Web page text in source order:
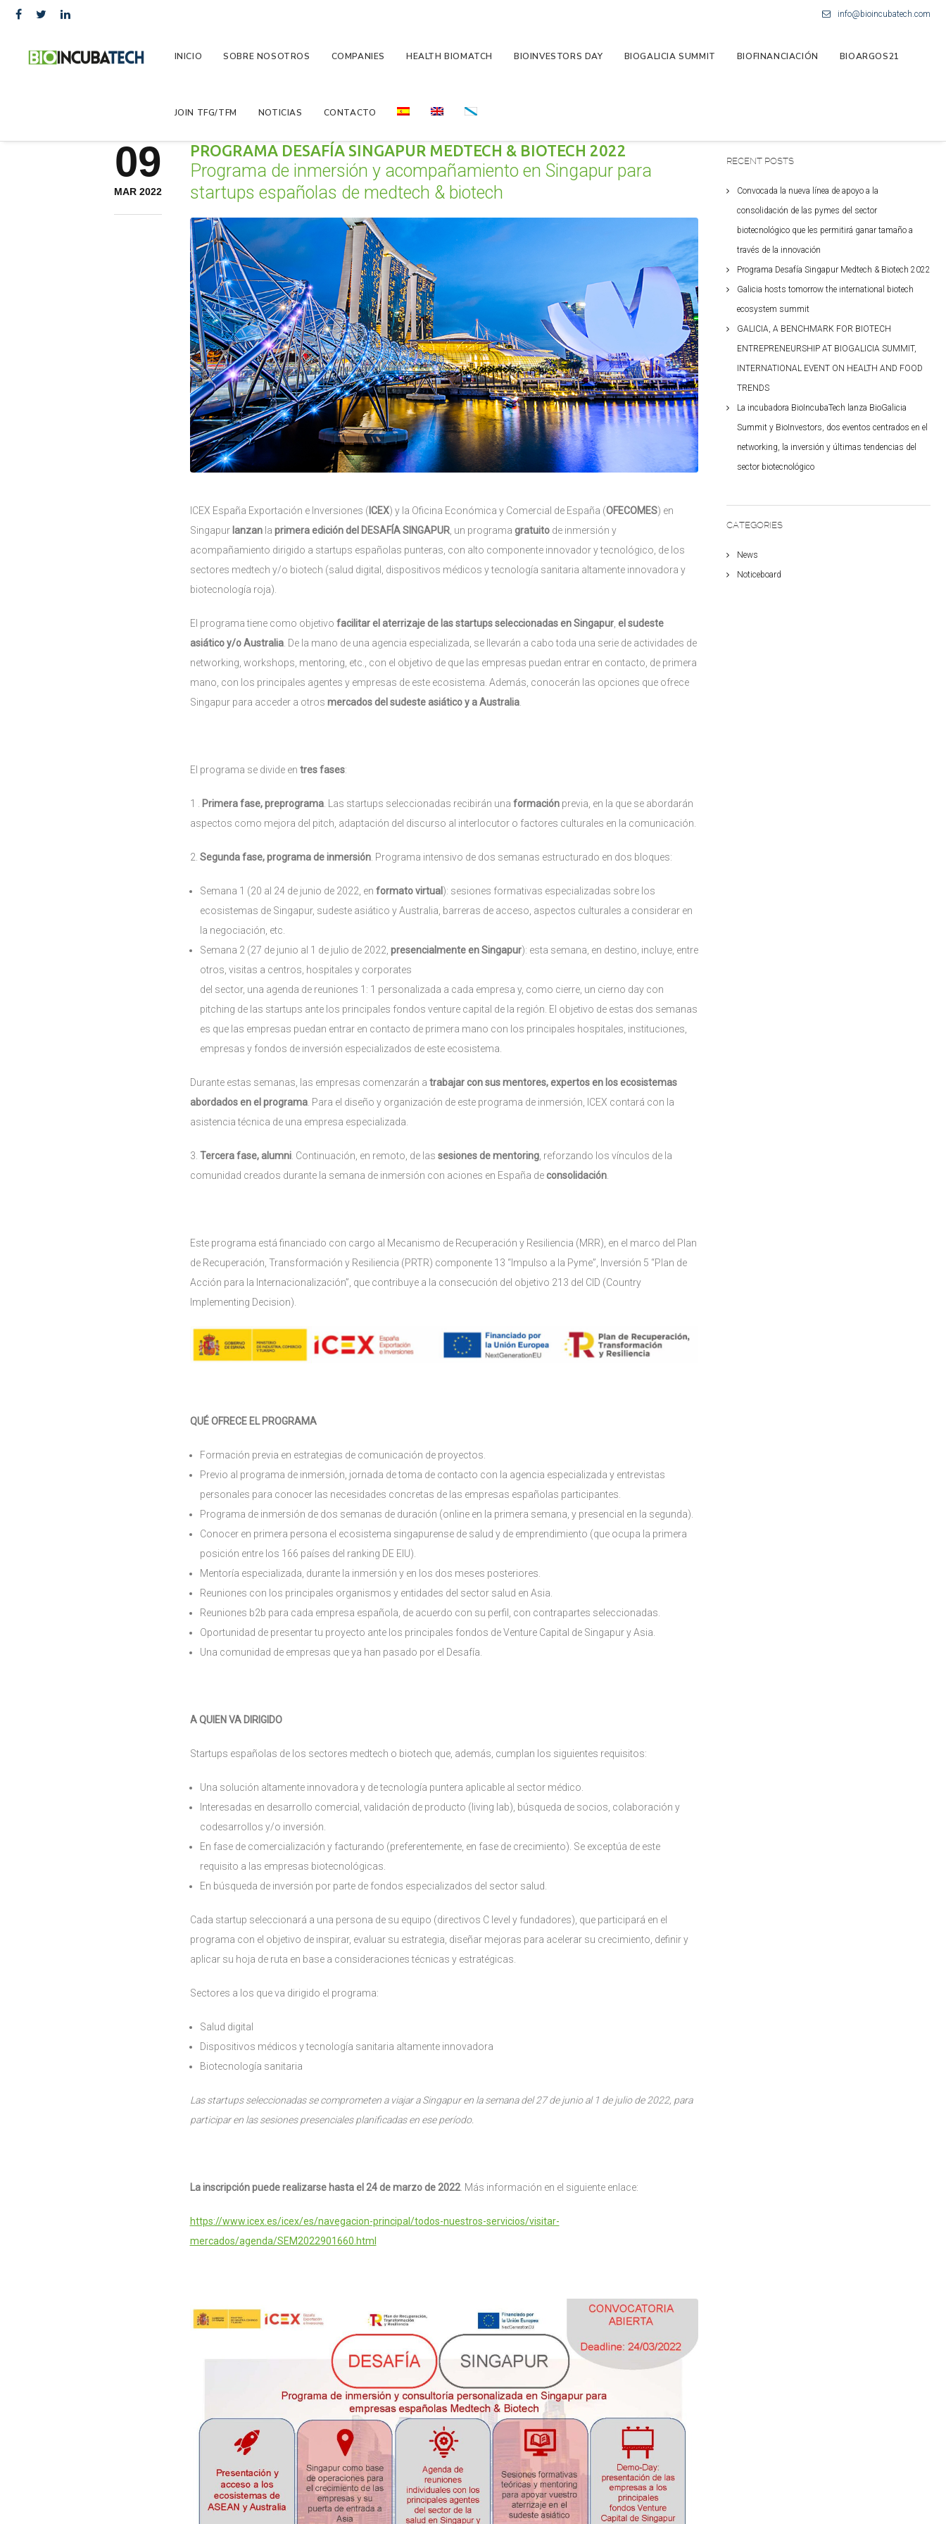
info@bioincubatech.com
INICIO SOBRE NOSOTROS COMPANIES HEALTH BIOMATCH BIOINVESTORS DAY BIOGALICIA SUMMIT BIOFINANCIACIÓN BIOARGOS21
JOIN TFG/TFM NOTICIAS CONTACTO
09
MAR 2022
PROGRAMA DESAFÍA SINGAPUR MEDTECH & BIOTECH 2022
Programa de inmersión y acompañamiento en Singapur para
startups españolas de medtech & biotech
ICEX España Exportación e Inversiones ( ICEX) y la Oficina Económica y Comercial de España (OFECOMES) en
Singapur lanzanla primera edición del DESAFÍA SINGAPUR, un programa gratuitode inmersión y
acompañamiento dirigido a startups españolas punteras, con alto componente innovador y tecnológico, de los
sectores medtech y/o biotech (salud digital, dispositivos médicos y tecnología sanitaria altamente innovadora y
biotecnología roja).
El programa tiene como objetivo facilitar el aterrizaje de las startups seleccionadas en Singapur, el sudeste
asiático y/o Australia. De la mano de una agencia especializada, se llevarán a cabo toda una serie de actividades de
networking, workshops, mentoring, etc., con el objetivo de que las empresas puedan entrar en contacto, de primera
mano, con los principales agentes y empresas de este ecosistema. Además, conocerán las opciones que ofrece
Singapur para acceder a otros mercados del sudeste asiático y a Australia.
El programa se divide en tres fases:
1 . Primera fase, preprograma. Las startups seleccionadas recibirán una formaciónprevia, en la que se abordarán
aspectos como mejora del pitch, adaptación del discurso al interlocutor o factores culturales en la comunicación.
2. Segunda fase, programa de inmersión. Programa intensivo de dos semanas estructurado en dos bloques:
Semana 1 (20 al 24 de junio de 2022, en formato virtual ): sesiones formativas especializadas sobre los
ecosistemas de Singapur, sudeste asiático y Australia, barreras de acceso, aspectos culturales a considerar en
la negociación, etc.
Semana 2 (27 de junio al 1 de julio de 2022, presencialmente en Singapur): esta semana, en destino, incluye, entre
otros, visitas a centros, hospitales y corporates
del sector, una agenda de reuniones 1: 1 personalizada a cada empresa y, como cierre, un cierno day con
pitching de las startups ante los principales fondos venture capital de la región. El objetivo de estas dos semanas
es que las empresas puedan entrar en contacto de primera mano con los principales hospitales, instituciones,
empresas y fondos de inversión especializados de este ecosistema.
Durante estas semanas, las empresas comenzarán a trabajar con sus mentores, expertos en los ecosistemas
abordados en el programa. Para el diseño y organización de este programa de inmersión, ICEX contará con la
asistencia técnica de una empresa especializada.
3. Tercera fase, alumni. Continuación, en remoto, de las sesiones de mentoring, reforzando los vínculos de la
comunidad creados durante la semana de inmersión con aciones en España deconsolidación.
Este programa está financiado con cargo al Mecanismo de Recuperación y Resiliencia (MRR), en el marco del Plan
de Recuperación, Transformación y Resiliencia (PRTR) componente 13 “Impulso a la Pyme”, Inversión 5 “Plan de
Acción para la Internacionalización”, que contribuye a la consecución del objetivo 213 del CID (Country
lmplementing Decision).
QUÉ OFRECE EL PROGRAMA
Formación previa en estrategias de comunicación de proyectos.
Previo al programa de inmersión, jornada de toma de contacto con la agencia especializada y entrevistas
personales para conocer las necesidades concretas de las empresas españolas participantes.
Programa de inmersión de dos semanas de duración (online en la primera semana, y presencial en la segunda).
Conocer en primera persona el ecosistema singapurense de salud y de emprendimiento (que ocupa la primera
posición entre los 166 países del ranking DE EIU).
Mentoría especializada, durante la inmersión y en los dos meses posteriores.
Reuniones con los principales organismos y entidades del sector salud en Asia.
Reuniones b2b para cada empresa española, de acuerdo con su perfil, con contrapartes seleccionadas.
Oportunidad de presentar tu proyecto ante los principales fondos de Venture Capital de Singapur y Asia.
Una comunidad de empresas que ya han pasado por el Desafía.
A QUIEN VA DIRIGIDO
Startups españolas de los sectores medtech o biotech que, además, cumplan los siguientes requisitos:
Una solución altamente innovadora y de tecnología puntera aplicable al sector médico.
Interesadas en desarrollo comercial, validación de producto (living lab), búsqueda de socios, colaboración y
codesarrollos y/o inversión.
En fase de comercialización y facturando (preferentemente, en fase de crecimiento). Se exceptúa de este
requisito a las empresas biotecnológicas.
En búsqueda de inversión por parte de fondos especializados del sector salud.
Cada startup seleccionará a una persona de su equipo (directivos C level y fundadores), que participará en el
programa con el objetivo de inspirar, evaluar su estrategia, diseñar mejoras para acelerar su crecimiento, definir y
aplicar su hoja de ruta en base a consideraciones técnicas y estratégicas.
Sectores a los que va dirigido el programa:
Salud digital
Dispositivos médicos y tecnología sanitaria altamente innovadora
Biotecnología sanitaria
Las startups seleccionadas se comprometen a viajar a Singapur en la semana del 27 de junio al 1 de julio de 2022, para
participar en las sesiones presenciales planificadas en ese período.
La inscripción puede realizarse hasta el 24 de marzo de 2022. Más información en el siguiente enlace:
https://www.icex.es/icex/es/navegacion-principal/todos-nuestros-servicios/visitar-
mercados/agenda/SEM2022901660.html
RECENT POSTS
Convocada la nueva línea de apoyo a la
consolidación de las pymes del sector
biotecnológico que les permitirá ganar tamaño a
través de la innovación
Programa Desafía Singapur Medtech & Biotech 2022
Galicia hosts tomorrow the international biotech
ecosystem summit
GALICIA, A BENCHMARK FOR BIOTECH
ENTREPRENEURSHIP AT BIOGALICIA SUMMIT,
INTERNATIONAL EVENT ON HEALTH AND FOOD
TRENDS
La incubadora BioIncubaTech lanza BioGalicia
Summit y BioInvestors, dos eventos centrados en el
networking, la inversión y últimas tendencias del
sector biotecnológico
CATEGORIES
News
Noticeboard